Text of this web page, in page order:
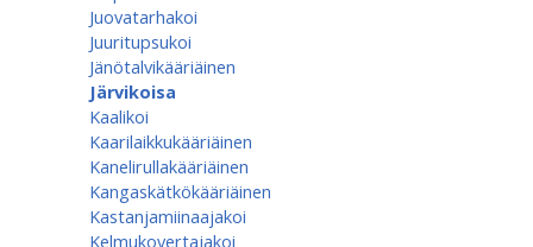
Juovatarhakoi
Juuritupsukoi
Jänötalvikääriäinen
Järvikoisa
Kaalikoi
Kaarilaikkukääriäinen
Kanelirullakääriäinen
Kangaskätkökääriäinen
Kastanjamiinaajakoi
Kelmukovertajakoi